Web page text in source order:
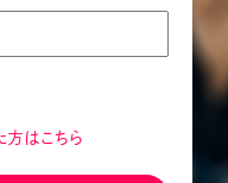
方はこちら